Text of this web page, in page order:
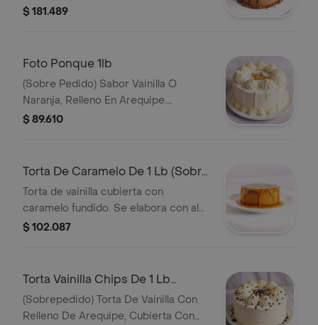
ganache de chocolate. Decorada con
$ 181.489
Foto Ponque 1lb
(Sobre Pedido) Sabor Vainilla O
Naranja, Relleno En Arequipe.
Cubierta En Crema Merengue Imagen
Imagen Que Nos Indiques Y Los
Colores De Crema Que Nos Indiques.
$ 89.610
Torta De Caramelo De 1 Lb (Sobre
Pedido)
Torta de vainilla cubierta con
caramelo fundido. Se elabora con al
menos 1 día de antelación. Peso: 1 lb.
$ 102.087
Torta Vainilla Chips De 1 Lb
(Sobre Pedido)
(Sobrepedido) Torta De Vainilla Con
Relleno De Arequipe, Cubierta Con